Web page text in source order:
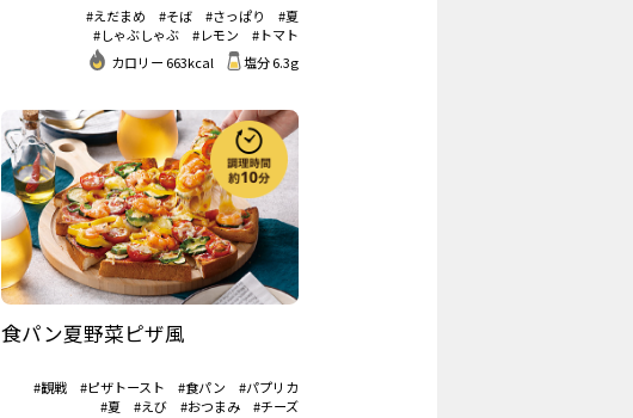
#えだまめ #そば #さっぱり
#夏
#しゃぶしゃぶ
#レモン
#トマト
カロリー 663kcal
塩分 6.3g
食パン夏野菜ピザ風
#観戦 #ピザトースト #食パン
#パプリカ
#夏
#えび #おつまみ
#チーズ